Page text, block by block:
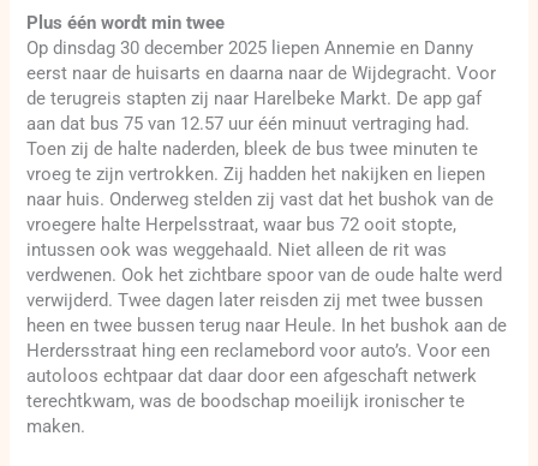
Plus één wordt min twee
Op dinsdag 30 december 2025 liepen Annemie en Danny
eerst naar de huisarts en daarna naar de Wijdegracht. Voor
de terugreis stapten zij naar Harelbeke Markt. De app gaf
aan dat bus 75 van 12.57 uur één minuut vertraging had.
Toen zij de halte naderden, bleek de bus twee minuten te
vroeg te zijn vertrokken. Zij hadden het nakijken en liepen
naar huis. Onderweg stelden zij vast dat het bushok van de
vroegere halte Herpelsstraat, waar bus 72 ooit stopte,
intussen ook was weggehaald. Niet alleen de rit was
verdwenen. Ook het zichtbare spoor van de oude halte werd
verwijderd. Twee dagen later reisden zij met twee bussen
heen en twee bussen terug naar Heule. In het bushok aan de
Herdersstraat hing een reclamebord voor auto’s. Voor een
autoloos echtpaar dat daar door een afgeschaft netwerk
terechtkwam, was de boodschap moeilijk ironischer te
maken.